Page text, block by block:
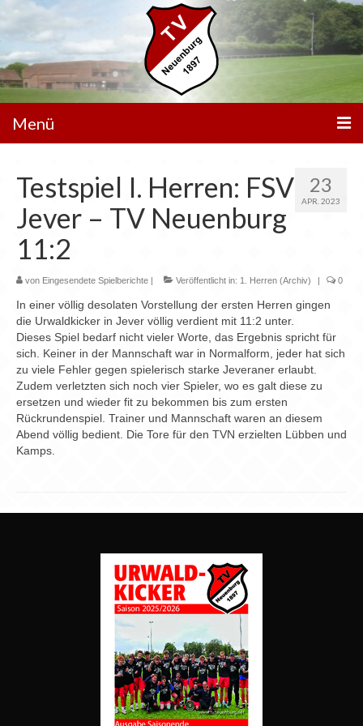
Menü
Spielbetrieb
Mannschaften
Sportanlagen
Sponsoren
Chronik
Archiv
23
APR. 2023
Testspiel I. Herren: FSV
Jever – TV Neuenburg
11:2
von Eingesendete Spielberichte | Veröffentlicht in: 1. Herren (Archiv) | 0
In einer völlig desolaten Vorstellung der ersten Herren gingen
die Urwaldkicker in Jever völlig verdient mit 11:2 unter.
Dieses Spiel bedarf nicht vieler Worte, das Ergebnis spricht für
sich. Keiner in der Mannschaft war in Normalform, jeder hat sich
zu viele Fehler gegen spielerisch starke Jeveraner erlaubt.
Zudem verletzten sich noch vier Spieler, wo es galt diese zu
ersetzen und wieder fit zu bekommen bis zum ersten
Rückrundenspiel. Trainer und Mannschaft waren an diesem
Abend völlig bedient. Die Tore für den TVN erzielten Lübben und
Kamps.